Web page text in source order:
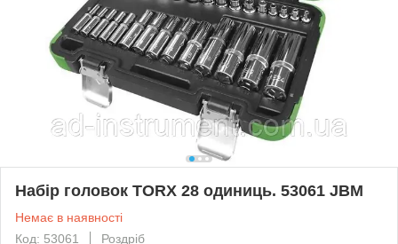
Набір головок TORX 28 одиниць. 53061 JBM
Немає в наявності
Код: 53061
Роздріб